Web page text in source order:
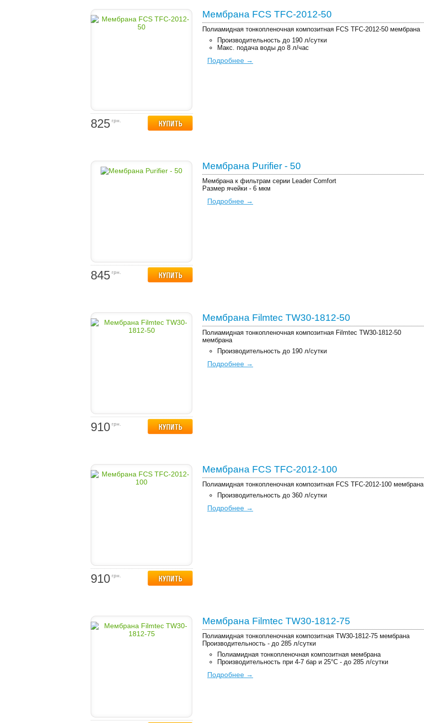
825 грн.
Мембрана FCS TFC-2012-50
Полиамидная тонкопленочная композитная FCS TFC-2012-50 мембрана
Производительность до 190 л/сутки
Макс. подача воды до 8 л/час
Подробнее →
845 грн.
Мембрана Purifier - 50
Мембрана к фильтрам серии Leader Comfort
Размер ячейки - 6 мкм
Подробнее →
910 грн.
Мембрана Filmtec TW30-1812-50
Полиамидная тонкопленочная композитная Filmtec TW30-1812-50
мембрана
Производительность до 190 л/сутки
Подробнее →
910 грн.
Мембрана FCS TFC-2012-100
Полиамидная тонкопленочная композитная FCS TFC-2012-100 мембрана
Производительность до 360 л/сутки
Подробнее →
Мембрана Filmtec TW30-1812-75
Полиамидная тонкопленочная композитная TW30-1812-75 мембрана
Производительность - до 285 л/сутки
Полиамидная тонкопленочная композитная мембрана
Производительность при 4-7 бар и 25°C - до 285 л/сутки
Подробнее →